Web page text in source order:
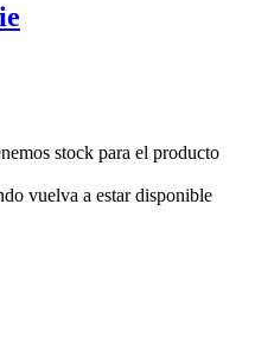
stock para el producto
vuelva a estar disponible